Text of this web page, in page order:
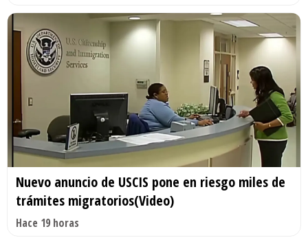
Nuevo anuncio de USCIS pone en riesgo miles de
trámites migratorios(Video)
Hace 19 horas